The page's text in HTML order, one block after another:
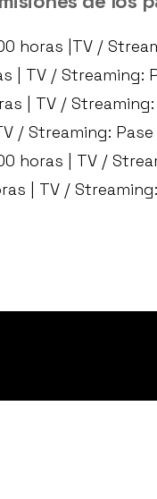
horas |TV /
| TV / Streaming:
| TV /
/ Streaming:
horas | TV /
| TV /